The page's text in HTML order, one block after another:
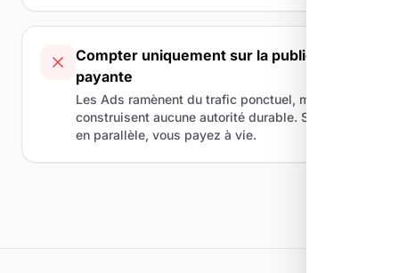
Compter uniquement sur la publicité
payante
Les Ads ramènent du trafic ponctuel, mais ne
construisent aucune autorité durable. Sans SEO
en parallèle, vous payez à vie.